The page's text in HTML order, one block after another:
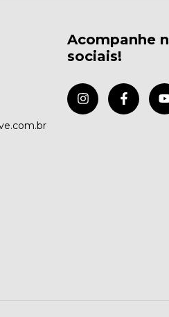
Acompanhe
sociais!